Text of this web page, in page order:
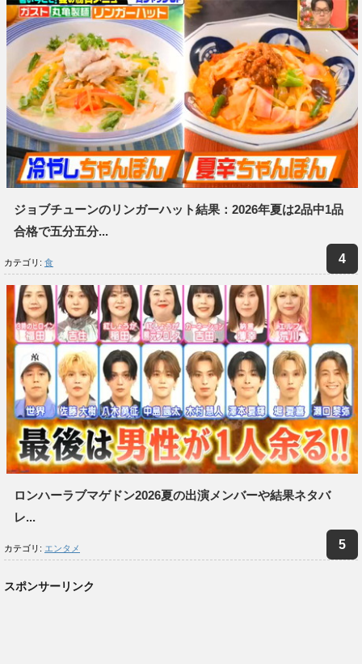
ジョブチューンのリンガーハット結果：2026年夏は2品中1品
合格で五分五分...
カテゴリ: 食
ロンハーラブマゲドン2026夏の出演メンバーや結果ネタバ
レ...
カテゴリ: エンタメ
スポンサーリンク